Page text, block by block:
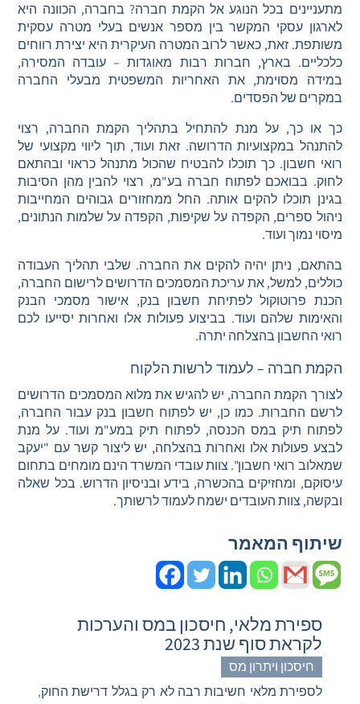
מתעניינים בכל הנוגע אל הקמת חברה? בחברה, הכוונה היא
לארגון עסקי המקשר בין מספר אנשים בעלי מטרה עסקית
משותפת. זאת, כאשר לרוב המטרה העיקרית היא יצירת רווחים
כלכליים. בארץ, חברות רבות מאוגדות – עובדה המסירה,
במידה מסוימת, את האחריות המשפטית מבעלי החברה
במקרים של הפסדים.
כך או כך, על מנת להתחיל בתהליך הקמת החברה, רצוי
להתנהל במקצועיות הדרושה. זאת ועוד, תוך ליווי מקצועי של
רואי חשבון. כך תוכלו להבטיח שהכול מתנהל כראוי ובהתאם
לחוק. בבואכם לפתוח חברה בע"מ, רצוי להבין מהן הסיבות
בגינן תוכלו להקים אותה. החל ממחזורים גבוהים המחייבות
ניהול ספרים, הקפדה על שקיפות, הקפדה על שלמות הנתונים,
מיסוי נמוך ועוד.
בהתאם, ניתן יהיה להקים את החברה. שלבי תהליך העבודה
כוללים, למשל, את עריכת המסמכים הדרושים לרישום החברה,
הכנת פרוטוקול לפתיחת חשבון בנק, אישור מסמכי הבנק
והאימות שלהם ועוד. בביצוע פעולות אלו ואחרות יסייעו לכם
רואי החשבון בהצלחה יתרה.
הקמת חברה – לעמוד לרשות הלקוח
לצורך הקמת החברה, יש להגיש את מלוא המסמכים הדרושים
לרשם החברות. כמו כן, יש לפתוח חשבון בנק עבור החברה,
לפתוח תיק במס הכנסה, לפתוח תיק במע"מ ועוד. על מנת
לבצע פעולות אלו ואחרות בהצלחה, יש ליצור קשר עם "יעקב
שמאלוב רואי חשבון". צוות עובדי המשרד הינם מומחים בתחום
עיסוקם, ומחזיקים בהכשרה, בידע ובניסיון הדרוש. בכל שאלה
ובקשה, צוות העובדים ישמח לעמוד לרשותך.
שיתוף המאמר
ספירת מלאי, חיסכון במס והערכות
לקראת סוף שנת 2023
חיסכון ויתרון מס
לספירת מלאי חשיבות רבה לא רק בגלל דרישת החוק,